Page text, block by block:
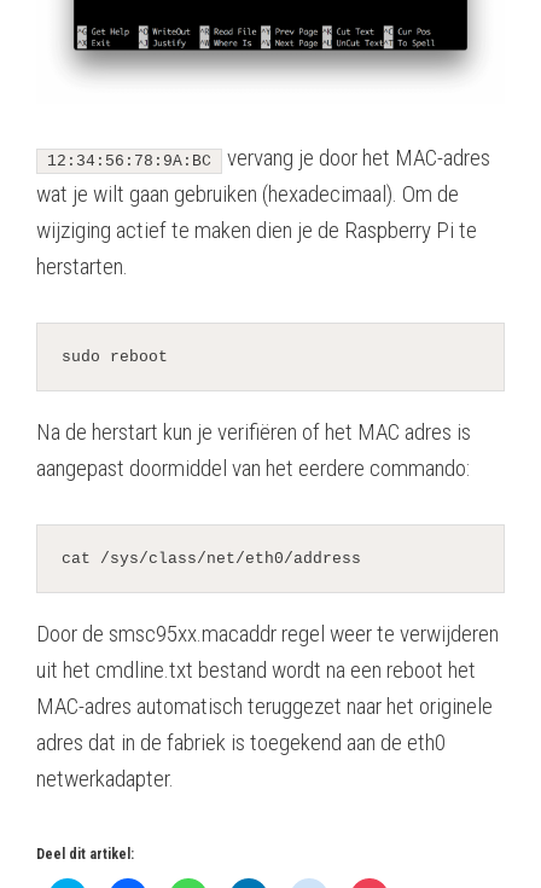
12:34:56:78:9A:BC
vervang je door het MAC-adres
wat je wilt gaan gebruiken (hexadecimaal). Om de
wijziging actief te maken dien je de Raspberry Pi te
herstarten.
sudo reboot
Na de herstart kun je verifiëren of het MAC adres is
aangepast doormiddel van het eerdere commando:
cat /sys/class/net/eth0/address
Door de smsc95xx.macaddr regel weer te verwijderen
uit het cmdline.txt bestand wordt na een reboot het
MAC-adres automatisch teruggezet naar het originele
adres dat in de fabriek is toegekend aan de eth0
netwerkadapter.
Deel dit artikel: